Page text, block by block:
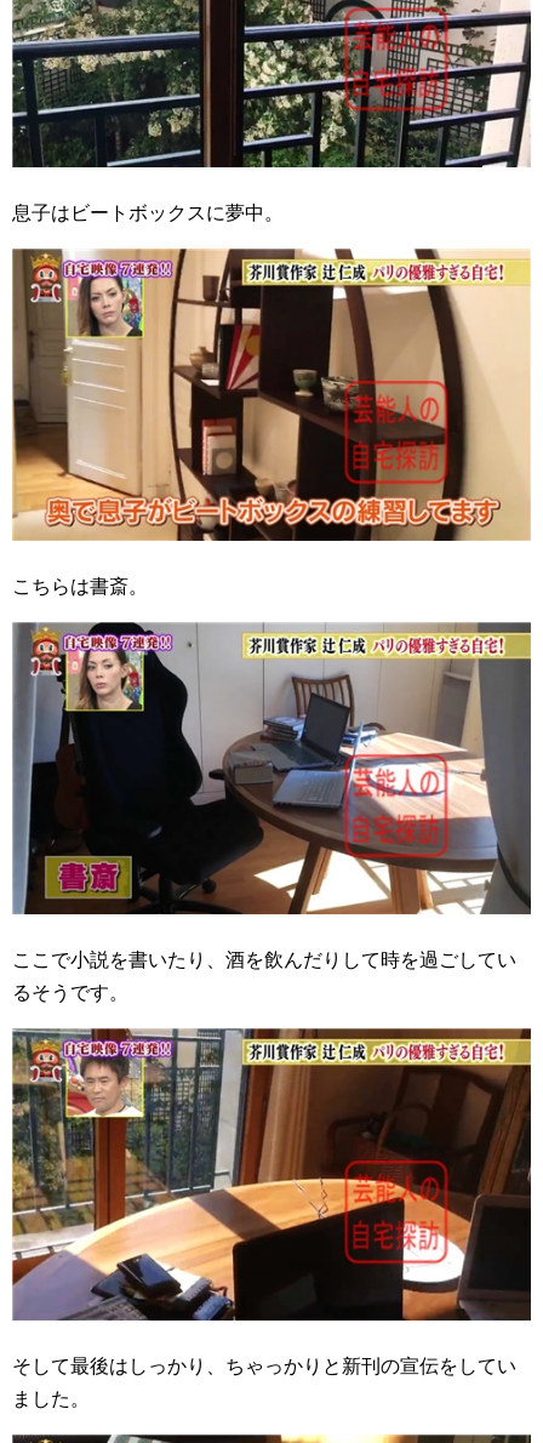
息子はビートボックスに夢中。
こちらは書斎。
ここで小説を書いたり、酒を飲んだりして時を過ごしてい
るそうです。
そして最後はしっかり、ちゃっかりと新刊の宣伝をしてい
ました。